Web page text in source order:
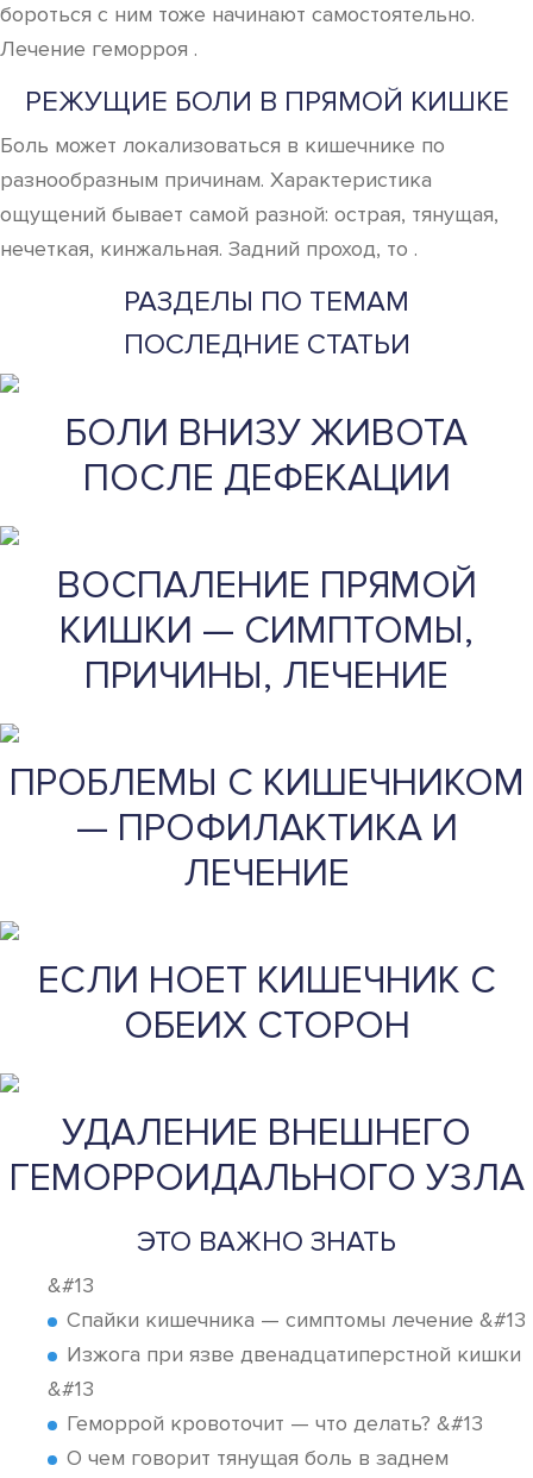
бороться с ним тоже начинают самостоятельно.
Лечение геморроя .
РЕЖУЩИЕ БОЛИ В ПРЯМОЙ КИШКЕ
Боль может локализоваться в кишечнике по
разнообразным причинам. Характеристика
ощущений бывает самой разной: острая, тянущая,
нечеткая, кинжальная. Задний проход, то .
РАЗДЕЛЫ ПО ТЕМАМ
ПОСЛЕДНИЕ СТАТЬИ
БОЛИ ВНИЗУ ЖИВОТА
ПОСЛЕ ДЕФЕКАЦИИ
ВОСПАЛЕНИЕ ПРЯМОЙ
КИШКИ — СИМПТОМЫ,
ПРИЧИНЫ, ЛЕЧЕНИЕ
ПРОБЛЕМЫ С КИШЕЧНИКОМ
— ПРОФИЛАКТИКА И
ЛЕЧЕНИЕ
ЕСЛИ НОЕТ КИШЕЧНИК С
ОБЕИХ СТОРОН
УДАЛЕНИЕ ВНЕШНЕГО
ГЕМОРРОИДАЛЬНОГО УЗЛА
ЭТО ВАЖНО ЗНАТЬ
&#13
Спайки кишечника — симптомы лечение &#13
Изжога при язве двенадцатиперстной кишки
&#13
Геморрой кровоточит — что делать? &#13
О чем говорит тянущая боль в заднем